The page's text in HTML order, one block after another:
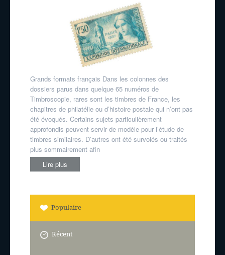
Grands formats français Dans les colonnes des
dossiers parus dans quelque 65 numéros de
Timbroscopie, rares sont les timbres de France, les
chapitres de philatélie ou d’histoire postale qui n’ont pas
été évoqués. Certains sujets particulièrement
approfondis peuvent servir de modèle pour l’étude de
timbres similaires. D’autres ont été survolés ou traités
plus sommairement afin
Lire plus
Populaire
Récent